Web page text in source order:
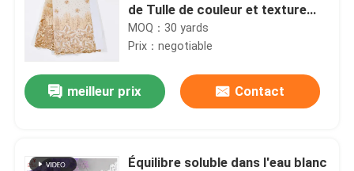
de Tulle de couleur et texture
transparente
MOQ：30 yards
Prix：negotiable
meilleur prix Contact
Équilibre soluble dans l'eau blanc